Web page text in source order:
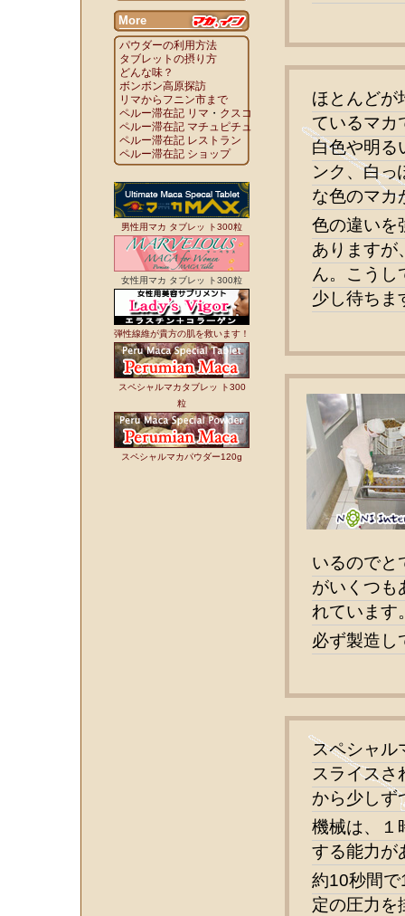
ほとんどが
ているマカ
白色や明る
ンク、白っ
な色のマカ
色の違いを
ありますが
ん。 こうし
少し待ちま
いるのでと
がいくつも
れています
必ず製造し
スペシャル
スライスさ
から少しず
機械は、１
する能力が
約10秒間
定の圧力を
More
パウダーの利用方法
タブレットの摂り方
どんな味？
ボンボン高原探訪
リマからフニン市まで
ペルー滞在記 リマ ・ クスコ
ペルー滞在記 マチュピチュ
ペルー滞在記 レストラン
ペルー滞在記 ショップ
男性用マカ タブレッ ト300粒
女性用マカ タブレッ ト300粒
弾性線維が貴方の肌を救います！
スペシャルマカタブレッ ト300
粒
スペシャルマカパウダー120g